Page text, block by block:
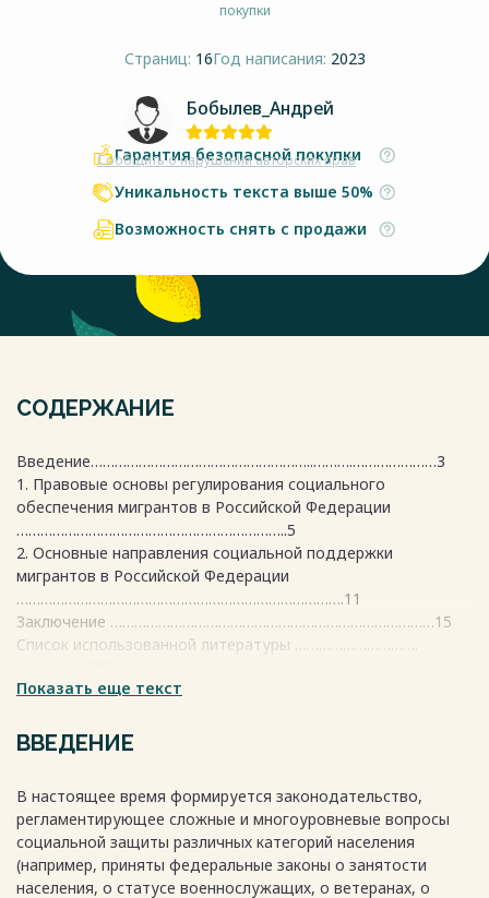
покупки
Страниц: 16Год написания: 2023
Бобылев_Андрей
Сообщить о нарушении авторских прав
Гарантия безопасной покупки
Уникальность текста выше 50%
Возможность снять с продажи
СОДЕРЖАНИЕ
Введение………………………………………………..……….…………………3
1. Правовые основы регулирования социального
обеспечения мигрантов в Российской Федерации
…………………………………………………………..5
2. Основные направления социальной поддержки
мигрантов в Российской Федерации
……………………………………………………………………….11
Заключение ………………………………………………………………………15
Список использованной литературы ………………………….
Показать еще текст
ВВЕДЕНИЕ
В настоящее время формируется законодательство,
регламентирующее сложные и многоуровневые вопросы
социальной защиты различных категорий населения
(например, приняты федеральные законы о занятости
населения, о статусе военнослужащих, о ветеранах, о